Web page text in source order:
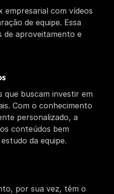
empresarial com vídeos
de equipe. Essa
de aproveitamento e
que buscam investir em
Com o conhecimento
personalizado, a
conteúdos bem
da equipe.
por sua vez, têm o